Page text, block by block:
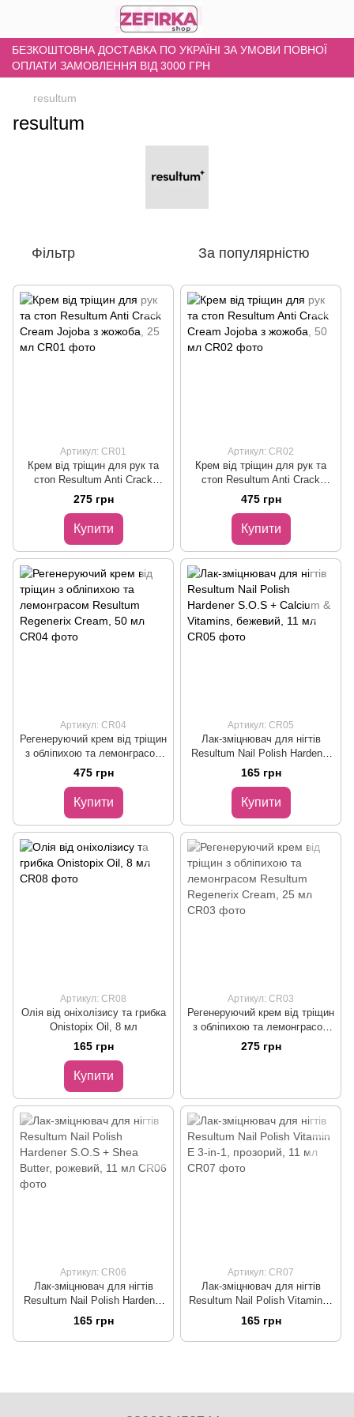
БЕЗКОШТОВНА ДОСТАВКА ПО УКРАЇНІ ЗА УМОВИ ПОВНОЇ
ОПЛАТИ ЗАМОВЛЕННЯ ВІД 3000 ГРН
resultum
resultum
Фільтр За популярністю
Артикул: CR01
Крем від тріщин для рук та
стоп Resultum Anti Crack
Cream Jojoba з жожоба, 25 мл
275 грн
Купити
Артикул: CR02
Крем від тріщин для рук та
стоп Resultum Anti Crack
Cream Jojoba з жожоба, 50 мл
475 грн
Купити
Артикул: CR04
Регенеруючий крем від тріщин
з обліпихою та лемонграсом
Resultum Regenerix Cream, 50
475 грн
Купити
Артикул: CR05
Лак-зміцнювач для нігтів
Resultum Nail Polish Hardener
S.O.S + Calcium & Vitamins,
бежевий, 11 мл
165 грн
Купити
Артикул: CR08
Олія від оніхолізису та грибка
Onistopix Oil, 8 мл
165 грн
Купити
Артикул: CR03
Регенеруючий крем від тріщин
з обліпихою та лемонграсом
Resultum Regenerix Cream, 25
275 грн
Артикул: CR06
Лак-зміцнювач для нігтів
Resultum Nail Polish Hardener
S.O.S + Shea Butter, рожевий,
11 мл
165 грн
Артикул: CR07
Лак-зміцнювач для нігтів
Resultum Nail Polish Vitamin E
3-in-1, прозорий, 11 мл
165 грн